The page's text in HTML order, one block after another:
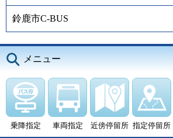
鈴鹿市C-BUS
メニュー
乗降指定 車両指定 近傍停留所 指定停留所